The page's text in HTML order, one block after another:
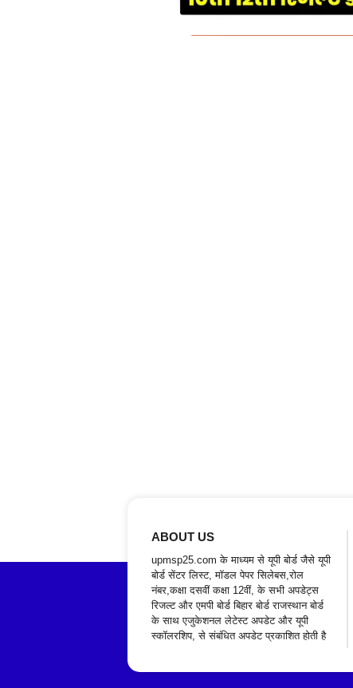
ABOUT US
upmsp25.com के माध्यम से यूपी बोर्ड जैसे यूपी
बोर्ड सेंटर लिस्ट, मॉडल पेपर सिलेबस,रोल
नंबर,कक्षा दसवीं कक्षा 12वीं, के सभी अपडेट्स
रिजल्ट और एमपी बोर्ड बिहार बोर्ड राजस्थान बोर्ड
के साथ एजुकेशनल लेटेस्ट अपडेट और यूपी
स्कॉलरशिप, से संबंधित अपडेट प्रकाशित होती है